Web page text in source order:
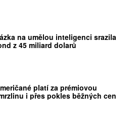
na umělou inteligenci srazila
z 45 miliard dolarů
platí za prémiovou
i přes pokles běžných cen